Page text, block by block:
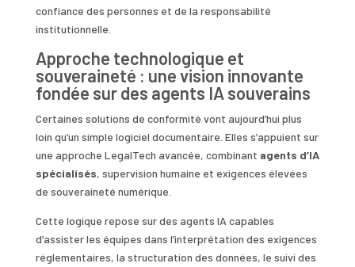
confiance des personnes et de la responsabilité
institutionnelle.
Approche technologique et
souveraineté : une vision innovante
fondée sur des agents IA souverains
Certaines solutions de conformité vont aujourd’hui plus
loin qu’un simple logiciel documentaire. Elles s’appuient sur
une approche LegalTech avancée, combinant agents d’IA
spécialisés, supervision humaine et exigences élevées
de souveraineté numérique.
Cette logique repose sur des agents IA capables
d’assister les équipes dans l’interprétation des exigences
réglementaires, la structuration des données, le suivi des